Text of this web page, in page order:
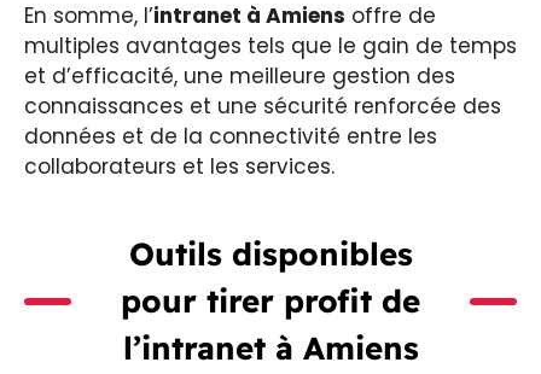
En somme, l’intranet à Amiens offre de
multiples avantages tels que le gain de temps
et d’efficacité, une meilleure gestion des
connaissances et une sécurité renforcée des
données et de la connectivité entre les
collaborateurs et les services.
Outils disponibles
pour tirer profit de
l’intranet à Amiens